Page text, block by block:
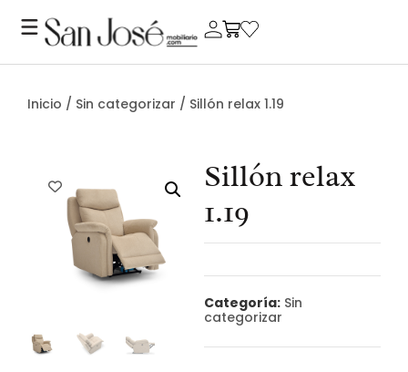
Inicio / Sin categorizar / Sillón relax 1.19
Sillón relax
1.19
Categoría: Sin
categorizar